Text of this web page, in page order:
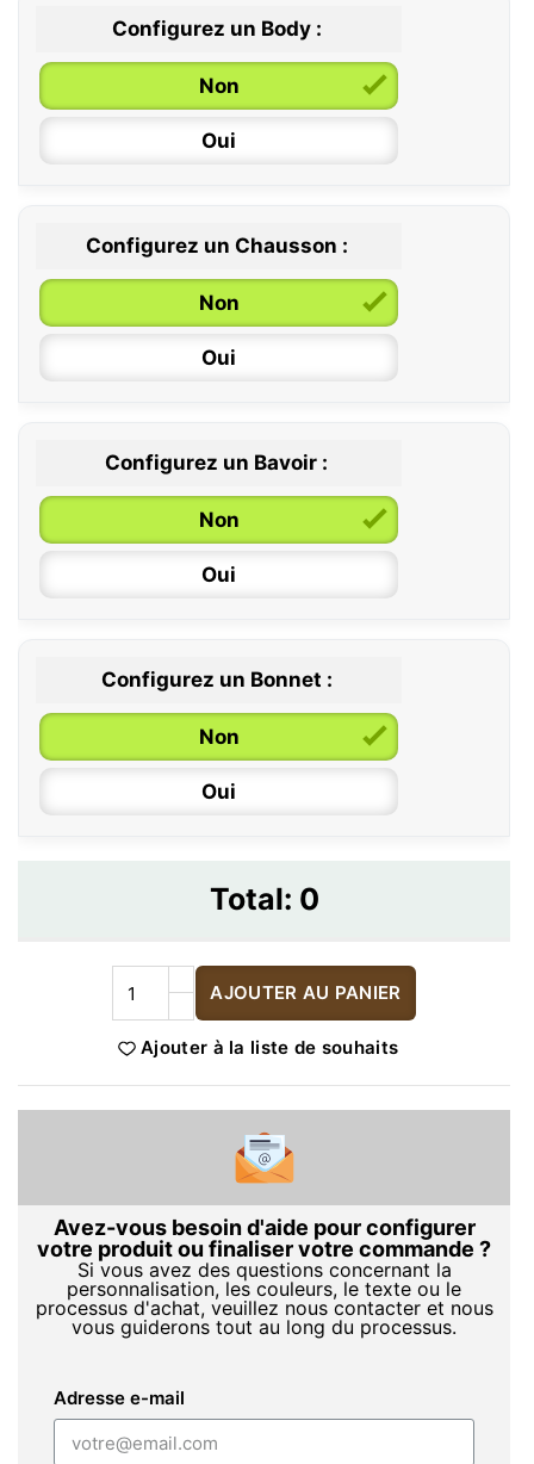
Configurez un Body :
Non
Oui
0 / 6 mois
6 / 12 mois
12 / 18 mois
Configurez un Chausson :
Non
Oui
Configurez un Bavoir :
Non
Oui
Configurez un Bonnet :
Non
Oui
Total: 0
AJOUTER AU PANIER
Ajouter à la liste de souhaits
Avez-vous besoin d'aide pour configurer
votre produit ou finaliser votre commande ?
Si vous avez des questions concernant la
personnalisation, les couleurs, le texte ou le
processus d'achat, veuillez nous contacter et nous
vous guiderons tout au long du processus.
Adresse e-mail